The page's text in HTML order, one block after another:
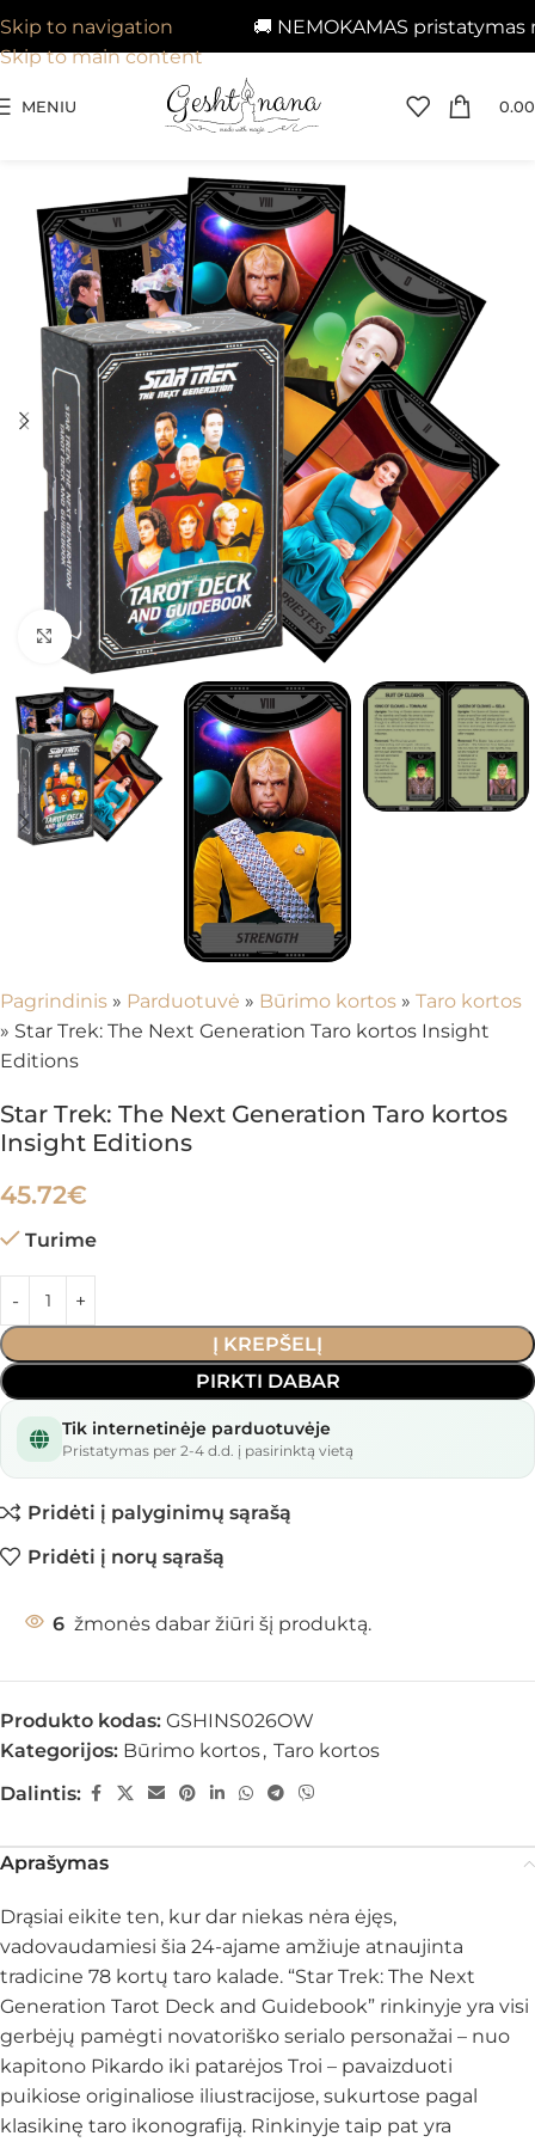
🚚 NEMOKAMAS pristatymas
Skip to navigation
Skip to main content
MENIU 0.00
Spustelėkite, kad padidintumėte
Pagrindinis » Parduotuvė » Būrimo kortos » Taro kortos
» Star Trek: The Next Generation Taro kortos Insight
Editions
Star Trek: The Next Generation Taro kortos
Insight Editions
45.72€
Turime
Į KREPŠELĮ
PIRKTI DABAR
Tik internetinėje parduotuvėje
Pristatymas per 2-4 d.d. į pasirinktą vietą
Pridėti į palyginimų sąrašą
Pridėti į norų sąrašą
6 žmonės dabar žiūri šį produktą.
Produkto kodas: GSHINS026OW
Kategorijos: Būrimo kortos, Taro kortos
Dalintis:
Aprašymas
Drąsiai eikite ten, kur dar niekas nėra ėjęs,
vadovaudamiesi šia 24-ajame amžiuje atnaujinta
tradicine 78 kortų taro kalade. “Star Trek: The Next
Generation Tarot Deck and Guidebook” rinkinyje yra visi
gerbėjų pamėgti novatoriško serialo personažai – nuo
kapitono Pikardo iki patarėjos Troi – pavaizduoti
puikiose originaliose iliustracijose, sukurtose pagal
klasikinę taro ikonografiją. Rinkinyje taip pat yra